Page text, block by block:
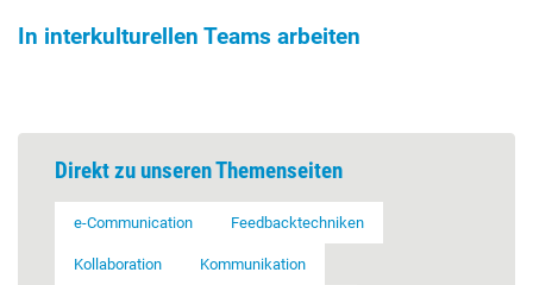
In interkulturellen Teams arbeiten
Direkt zu unseren Themenseiten
e-Communication Feedbacktechniken
Kollaboration Kommunikation